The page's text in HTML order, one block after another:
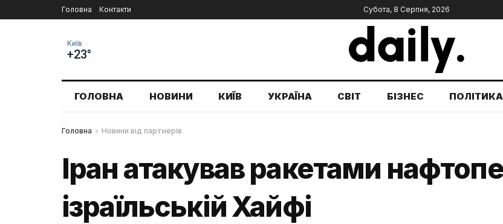
Головна Контакти Субота, 8 Серпня, 2026
Київ
+23°
ГОЛОВНА НОВИНИ КИЇВ УКРАЇНА СВІТ БІЗНЕС ПОЛІТИКА
Головна Новини від партнерів
Іран атакував ракетами
ізраїльській Хайфі